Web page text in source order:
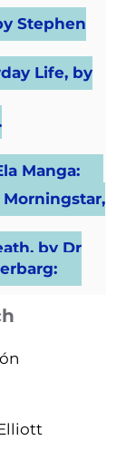
Stephen
Life, by
Manga:
by Dr